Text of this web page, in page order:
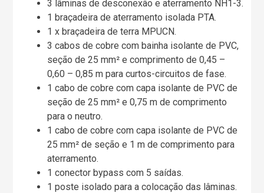
3 lâminas de desconexão e aterramento NH1-3.
1 braçadeira de aterramento isolada PTA.
1 x braçadeira de terra MPUCN.
3 cabos de cobre com bainha isolante de PVC,
seção de 25 mm² e comprimento de 0,45 –
0,60 – 0,85 m para curtos-circuitos de fase.
1 cabo de cobre com capa isolante de PVC de
seção de 25 mm² e 0,75 m de comprimento
para o neutro.
1 cabo de cobre com capa isolante de PVC de
25 mm² de seção e 1 m de comprimento para
aterramento.
1 conector bypass com 5 saídas.
1 poste isolado para a colocação das lâminas.